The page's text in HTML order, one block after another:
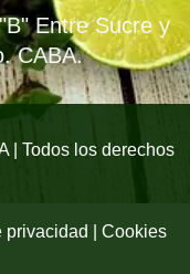
u
b
e
Entre Sucre y
CABA.
| Todos los derechos
privacidad | Cookies